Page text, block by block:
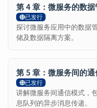
第 4 章：微服务的数据
已发行
探讨微服务应用中的数据
储及数据隔离方案。
第 5 章：微服务间的
已发行
讲解微服务间通信模式，
息队列的异步消息传递。